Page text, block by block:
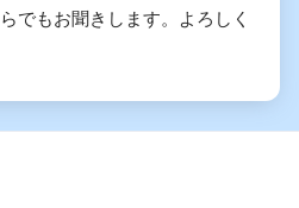
でもお聞きします。よろしく